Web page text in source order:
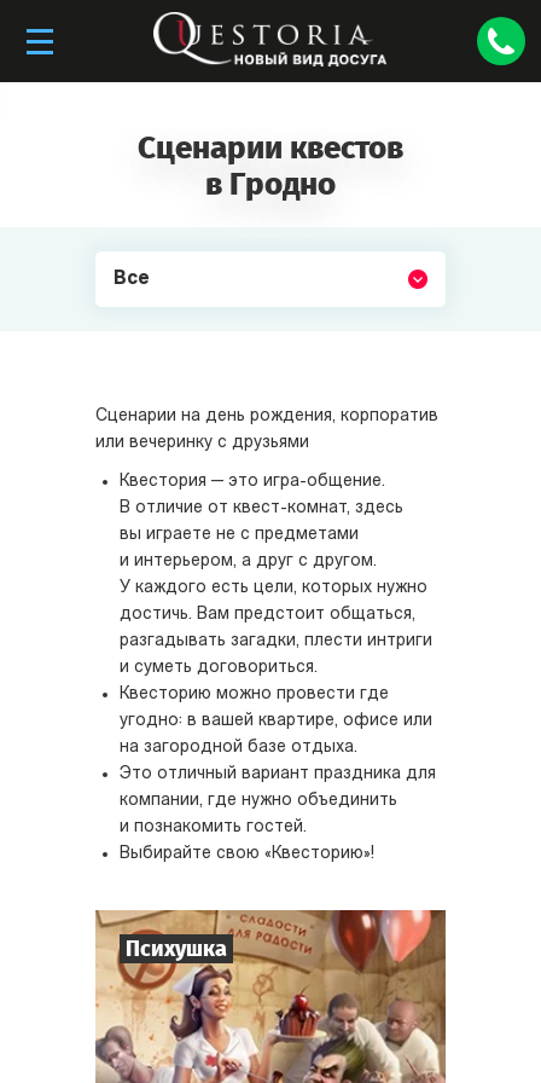
Сценарии квестов
в Гродно
Все
Сценарии на день рождения, корпоратив
или вечеринку с друзьями
Квестория — это игра-общение.
В отличие от квест-комнат, здесь
вы играете не с предметами
и интерьером, а друг с другом.
У каждого есть цели, которых нужно
достичь. Вам предстоит общаться,
разгадывать загадки, плести интриги
и суметь договориться.
Квесторию можно провести где
угодно: в вашей квартире, офисе или
на загородной базе отдыха.
Это отличный вариант праздника для
компании, где нужно объединить
и познакомить гостей.
Выбирайте свою «Квесторию»!
Психушка
Игроков 8-18
2-3 ч.